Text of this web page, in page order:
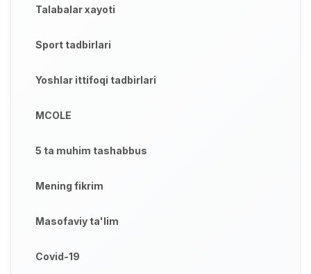
Talabalar xayoti
Sport tadbirlari
Yoshlar ittifoqi tadbirlari
MCOLE
5 ta muhim tashabbus
Mening fikrim
Masofaviy ta'lim
Covid-19